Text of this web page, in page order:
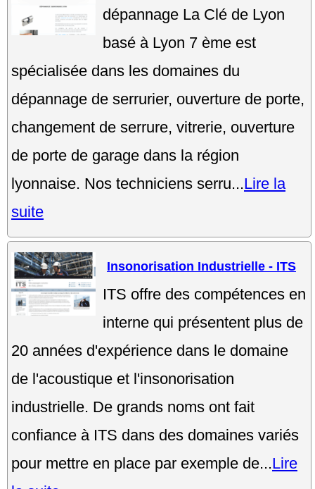
dépannage La Clé de Lyon
basé à Lyon 7 ème est
spécialisée dans les domaines du
dépannage de serrurier, ouverture de porte,
changement de serrure, vitrerie, ouverture
de porte de garage dans la région
lyonnaise. Nos techniciens serru...Lire la
suite
Insonorisation Industrielle - ITS
ITS offre des compétences en
interne qui présentent plus de
20 années d'expérience dans le domaine
de l'acoustique et l'insonorisation
industrielle. De grands noms ont fait
confiance à ITS dans des domaines variés
pour mettre en place par exemple de...Lire